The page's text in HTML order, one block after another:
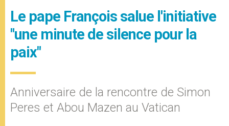
Le pape François salue l'initiative
"une minute de silence pour la
paix"
Anniversaire de la rencontre de Simon
Peres et Abou Mazen au Vatican